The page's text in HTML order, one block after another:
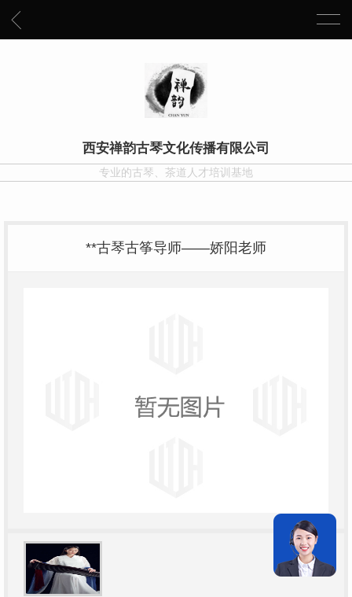
西安禅韵古琴文化传播有限公司
专业的古琴、茶道人才培训基地
**古琴古筝导师——娇阳老师